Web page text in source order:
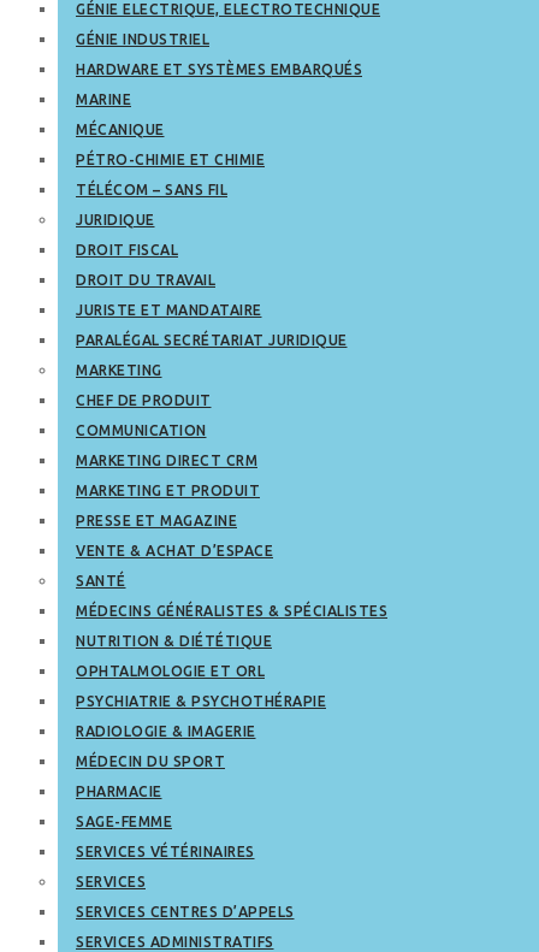
GÉNIE ELECTRIQUE, ELECTROTECHNIQUE
GÉNIE INDUSTRIEL
HARDWARE ET SYSTÈMES EMBARQUÉS
MARINE
MÉCANIQUE
PÉTRO-CHIMIE ET CHIMIE
TÉLÉCOM – SANS FIL
JURIDIQUE
DROIT FISCAL
DROIT DU TRAVAIL
JURISTE ET MANDATAIRE
PARALÉGAL SECRÉTARIAT JURIDIQUE
MARKETING
CHEF DE PRODUIT
COMMUNICATION
MARKETING DIRECT CRM
MARKETING ET PRODUIT
PRESSE ET MAGAZINE
VENTE & ACHAT D’ESPACE
SANTÉ
MÉDECINS GÉNÉRALISTES & SPÉCIALISTES
NUTRITION & DIÉTÉTIQUE
OPHTALMOLOGIE ET ORL
PSYCHIATRIE & PSYCHOTHÉRAPIE
RADIOLOGIE & IMAGERIE
MÉDECIN DU SPORT
PHARMACIE
SAGE-FEMME
SERVICES VÉTÉRINAIRES
SERVICES
SERVICES CENTRES D’APPELS
SERVICES ADMINISTRATIFS